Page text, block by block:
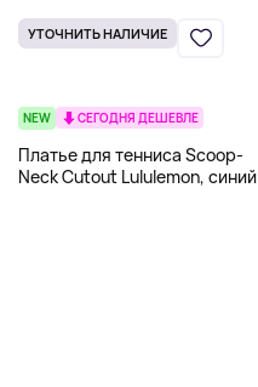
УТОЧНИТЬ НАЛИЧИЕ
NEW СЕГОДНЯ ДЕШЕВЛЕ
Платье для тенниса Scoop-
Neck Cutout Lululemon, синий